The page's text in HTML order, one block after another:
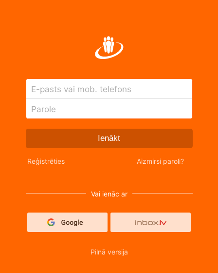
E-pasts vai mob. telefons
Parole
Ienākt
Reģistrēties Aizmirsi paroli?
Vai ienāc ar
Pilnā versija